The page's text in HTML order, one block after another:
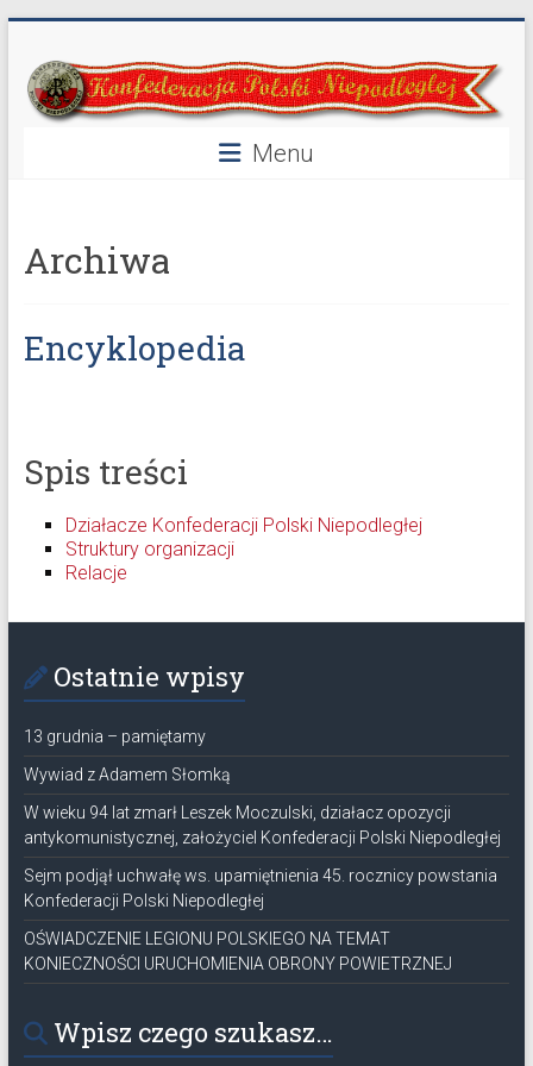
treści
Konfederacja
Polski
Niepodległej
w
Menu
Archiwa
Encyklopedia
Spis treści
Działacze Konfederacji Polski Niepodległej
Struktury organizacji
Relacje
Ostatnie wpisy
13 grudnia – pamiętamy
Wywiad z Adamem Słomką
W wieku 94 lat zmarł Leszek Moczulski, działacz opozycji
antykomunistycznej, założyciel Konfederacji Polski Niepodległej
Sejm podjął uchwałę ws. upamiętnienia 45. rocznicy powstania
Konfederacji Polski Niepodległej
OŚWIADCZENIE LEGIONU POLSKIEGO NA TEMAT
KONIECZNOŚCI URUCHOMIENIA OBRONY POWIETRZNEJ
Wpisz czego szukasz…